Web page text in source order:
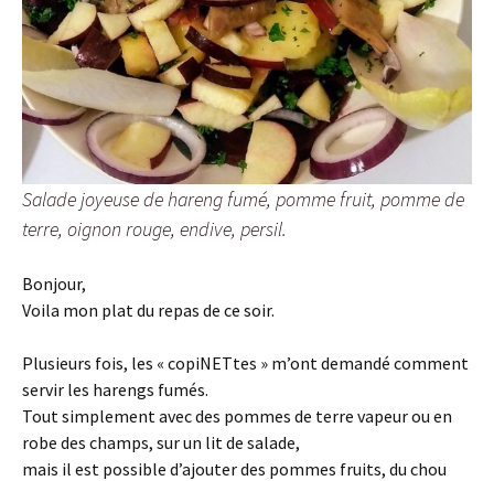
Salade joyeuse de hareng fumé, pomme fruit, pomme de
terre, oignon rouge, endive, persil.
Bonjour,
Voila mon plat du repas de ce soir.
Plusieurs fois, les « copiNETtes » m’ont demandé comment
servir les harengs fumés.
Tout simplement avec des pommes de terre vapeur ou en
robe des champs, sur un lit de salade,
mais il est possible d’ajouter des pommes fruits, du chou